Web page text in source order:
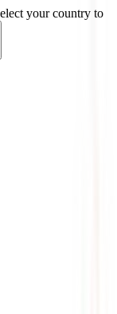
your country to